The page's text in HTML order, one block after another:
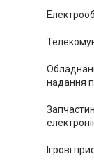
надання
Ігрові